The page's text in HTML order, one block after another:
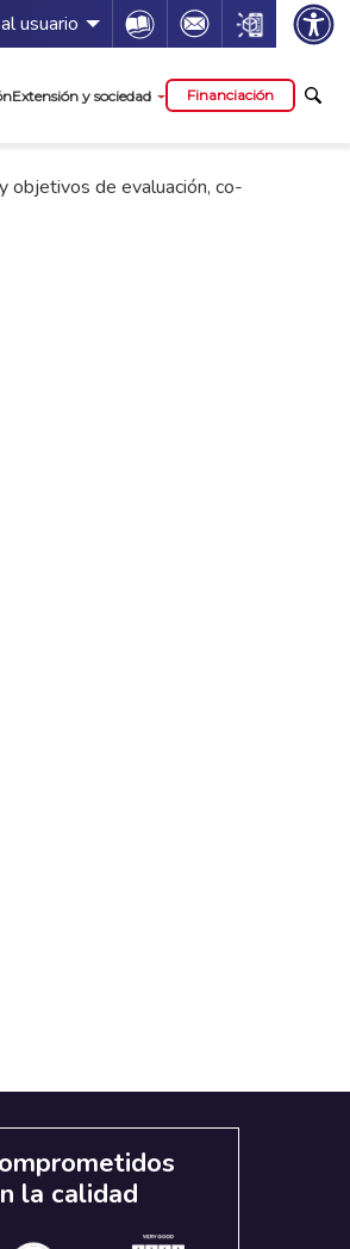
usuario Icon Icon Icon
Extensión y sociedad Financiación
objetivos de evaluación, co-
la calidad